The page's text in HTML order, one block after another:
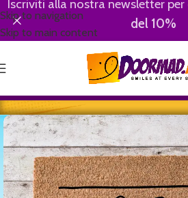
Skip to navigation
Skip to main content
Iscriviti alla nostra newsletter
del 10%